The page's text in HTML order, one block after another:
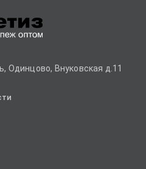
Одинцово, Внуковская д.11